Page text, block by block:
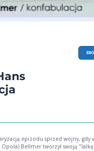
epizodu sprzed wojny, gdy
Bellmer tworzył swoją